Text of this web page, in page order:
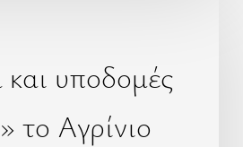
και υποδομές
το Αγρίνιο